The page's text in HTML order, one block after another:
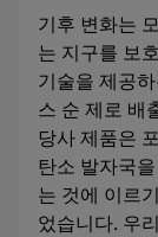
기후 변화는
는 지구를 보
기술을 제공
스 순 제로 배
당사 제품은
탄소 발자국
는 것에 이르
었습니다. 우